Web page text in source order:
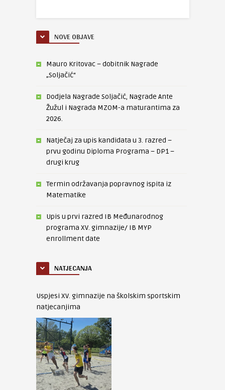
NOVE OBJAVE
Mauro Kritovac – dobitnik Nagrade
„Soljačić“
Dodjela Nagrade Soljačić, Nagrade Ante
Žužul i Nagrada MZOM-a maturantima za
2026.
Natječaj za upis kandidata u 3. razred –
prvu godinu Diploma Programa – DP1 –
drugi krug
Termin održavanja popravnog ispita iz
Matematike
Upis u prvi razred IB Međunarodnog
programa XV. gimnazije/ IB MYP
enrollment date
NATJECANJA
Uspjesi XV. gimnazije na školskim sportskim
natjecanjima